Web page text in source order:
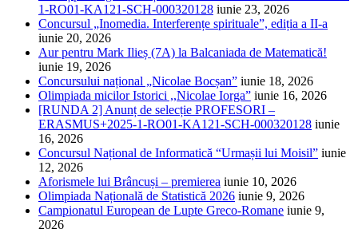
1-RO01-KA121-SCH-000320128 iunie 23, 2026
Concursul „Inomedia. Interferențe spirituale”, ediția a II-a
iunie 20, 2026
Aur pentru Mark Ilieș (7A) la Balcaniada de Matematică!
iunie 19, 2026
Concursului național „Nicolae Bocșan” iunie 18, 2026
Olimpiada micilor Istorici ,,Nicolae Iorga” iunie 16, 2026
[RUNDA 2] Anunț de selecție PROFESORI –
ERASMUS+2025-1-RO01-KA121-SCH-000320128 iunie
16, 2026
Concursul Național de Informatică “Urmașii lui Moisil” iunie
12, 2026
Aforismele lui Brâncuși – premierea iunie 10, 2026
Olimpiada Națională de Statistică 2026 iunie 9, 2026
Campionatul European de Lupte Greco-Romane iunie 9,
2026